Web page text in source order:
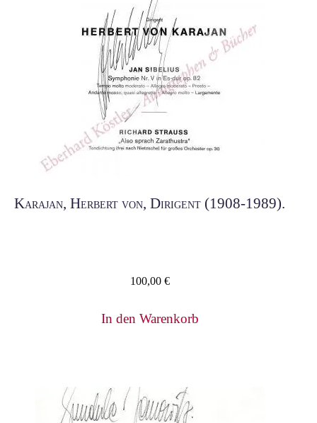
Karajan, Herbert von, Dirigent (1908-1989).
100,00 €
In den Warenkorb